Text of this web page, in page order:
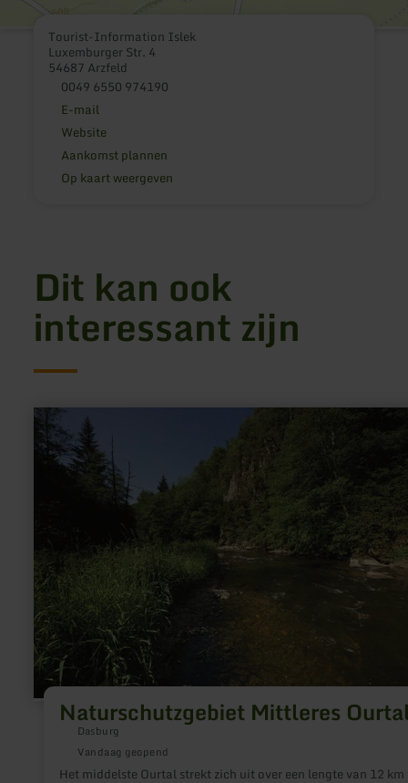
Tourist-Information Islek
Luxemburger Str. 4
54687 Arzfeld
0049 6550 974190
E-mail
Website
Aankomst plannen
Op kaart weergeven
Dit kan ook
interessant zijn
Naturschutzgebiet Mittleres
Dasburg
Vandaag geopend
Het middelste Ourtal strekt zich uit over een lengte van 12 km
meer
informatie
over:
Naturschutzgebiet
Mittleres